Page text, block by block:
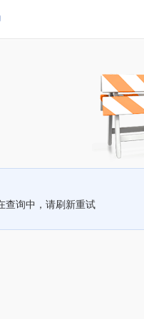
查询中，请刷新重试